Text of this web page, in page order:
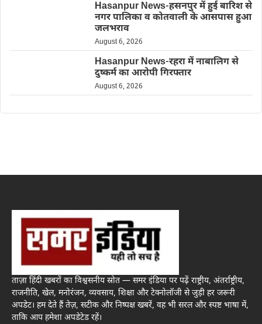
Hasanpur News-हसनपुर में हुई बारिश से
नगर पालिका व कोतवाली के आसपास हुआ
जलभराव
August 6, 2026
Hasanpur News-रहरा में नाबालिग से
दुष्कर्म का आरोपी गिरफ्तार
August 6, 2026
ताज़ा हिंदी खबरों का विश्वसनीय स्रोत — समर इंडिया पर पढ़ें राष्ट्रीय, अंतर्राष्ट्रीय,
राजनीति, खेल, मनोरंजन, व्यवसाय, शिक्षा और टेक्नोलॉजी से जुड़ी हर जरूरी
अपडेट। हम देते हैं तेज़, सटीक और निष्पक्ष खबरें, वह भी सरल और स्पष्ट भाषा में,
ताकि आप हमेशा अपडेटेड रहें।